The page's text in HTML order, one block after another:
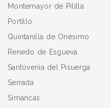
Montemayor de Pililla
Portillo
Quintanilla de Onésimo
Renedo de Esgueva
Santovenia del Pisuerga
Serrada
Simancas